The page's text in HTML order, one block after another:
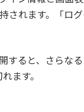
されます。「ロ
すると、さらな
ます。